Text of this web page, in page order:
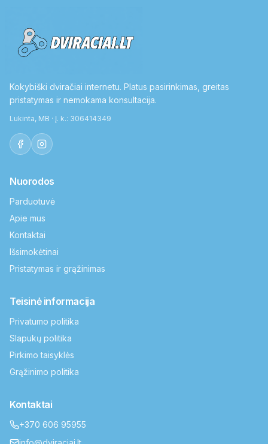
Kokybiški dviračiai internetu. Platus pasirinkimas, greitas
pristatymas ir nemokama konsultacija.
Lukinta, MB · Į. k.: 306414349
Nuorodos
Parduotuvė
Apie mus
Kontaktai
Išsimokėtinai
Pristatymas ir grąžinimas
Teisinė informacija
Privatumo politika
Slapukų politika
Pirkimo taisyklės
Grąžinimo politika
Kontaktai
+370 606 95955